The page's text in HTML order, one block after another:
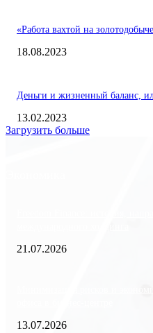
«Работа вахтой на
18.08.2023
Деньги и жизненный баланс,
13.02.2023
Загрузить больше
21.07.2026
13.07.2026